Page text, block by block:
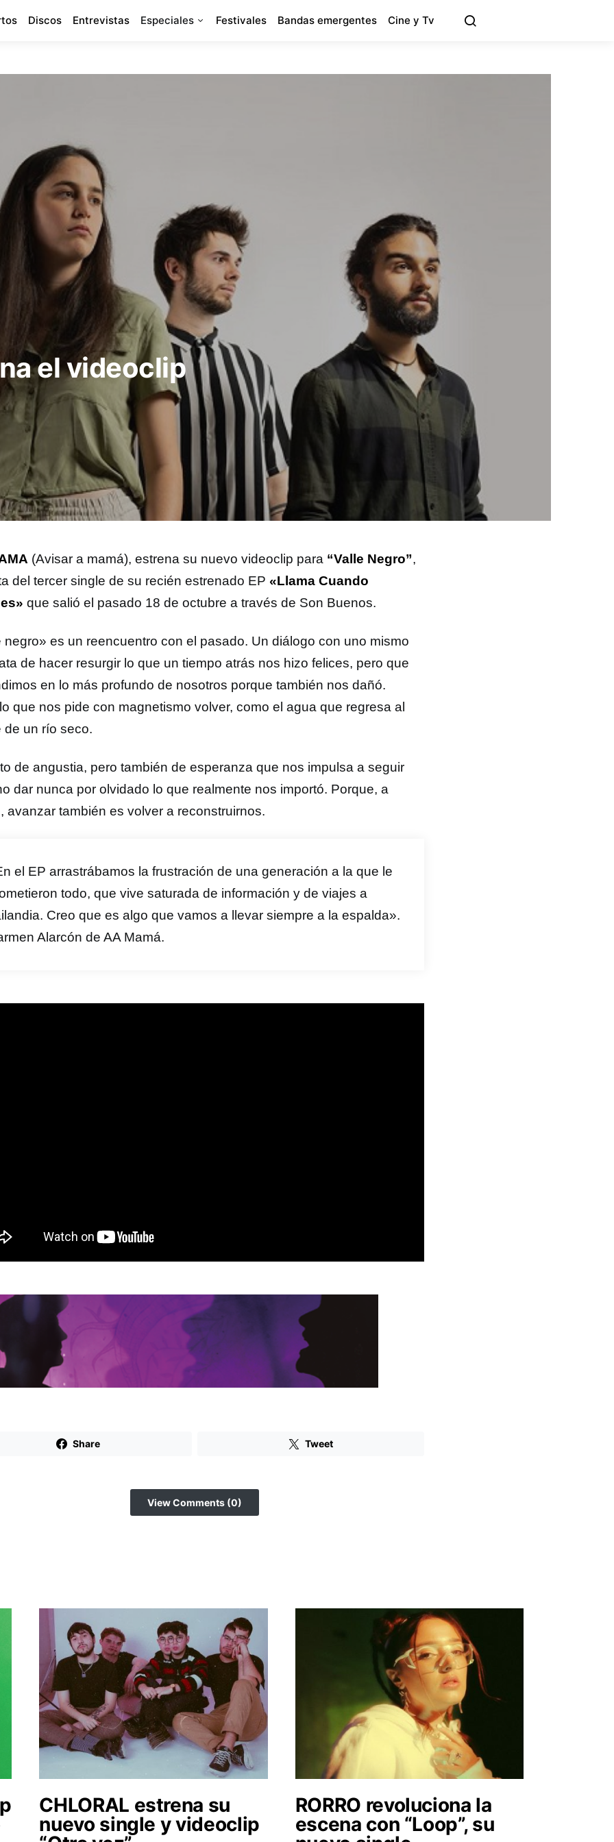
Discos Entrevistas Especiales Festivales Bandas emergentes Cine y Tv
el videoclip
(Avisar a mamá), estrena su nuevo videoclip para “Valle Negro”,
del tercer single de su recién estrenado EP «Llama Cuando
que salió el pasado 18 de octubre a través de Son Buenos.
negro» es un reencuentro con el pasado. Un diálogo con uno mismo
de hacer resurgir lo que un tiempo atrás nos hizo felices, pero que
en lo más profundo de nosotros porque también nos dañó.
que nos pide con magnetismo volver, como el agua que regresa al
de un río seco.
de angustia, pero también de esperanza que nos impulsa a seguir
dar nunca por olvidado lo que realmente nos importó. Porque, a
avanzar también es volver a reconstruirnos.
el EP arrastrábamos la frustración de una generación a la que le
todo, que vive saturada de información y de viajes a
Creo que es algo que vamos a llevar siempre a la espalda».
Alarcón de AA Mamá.
Share Tweet
View Comments (0)
CHLORAL estrena su
nuevo single y videoclip
RORRO revoluciona la
escena con “Loop”, su